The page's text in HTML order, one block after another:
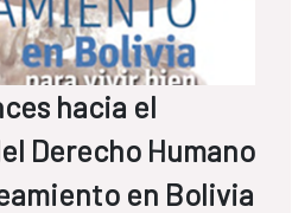
hacia el
Derecho Humano
en Bolivia